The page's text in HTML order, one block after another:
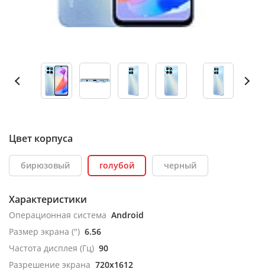
Цвет корпуса
бирюзовый голубой черный
Характеристики
Операционная система Android
Размер экрана (") 6.56
Частота дисплея (Гц) 90
Разрешение экрана 720x1612